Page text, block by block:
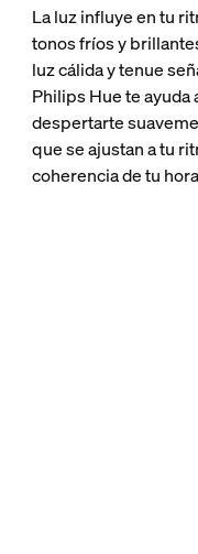
La luz influye en tu
tonos fríos y
luz cálida y tenue
Philips Hue te ayuda
despertarte
que se ajustan a tu
coherencia de tu